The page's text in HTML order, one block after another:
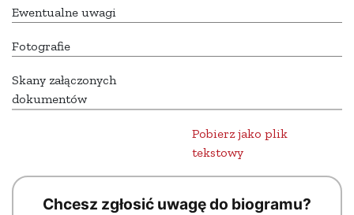
Ewentualne uwagi
Fotografie
Skany załączonych
dokumentów
Pobierz jako plik
tekstowy
Chcesz zgłosić uwagę do biogramu?